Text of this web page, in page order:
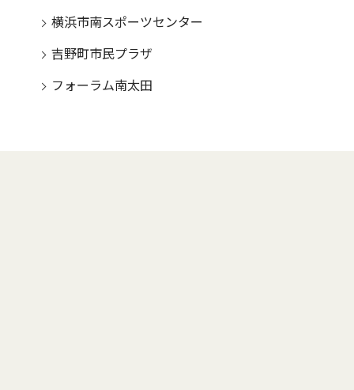
横浜市南スポーツセンター
吉野町市民プラザ
フォーラム南太田